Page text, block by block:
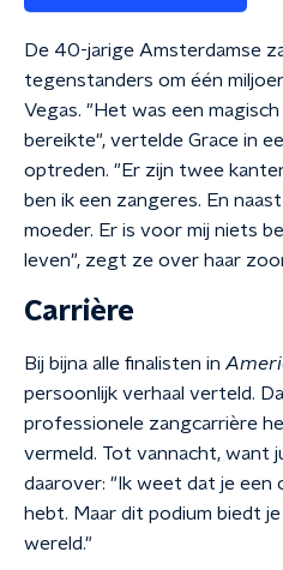
De 40-jarige Amsterdamse
tegenstanders om één
Vegas. "Het was een
bereikte", vertelde Grace in
optreden. "Er zijn twee
ben ik een zangeres. En
moeder. Er is voor mij niets
leven", zegt ze over haar
Carrière
Bij bijna alle finalisten in
persoonlijk verhaal verteld.
professionele zangcarrière
vermeld. Tot vannacht, want
daarover: "Ik weet dat je een
hebt. Maar dit podium biedt
wereld."